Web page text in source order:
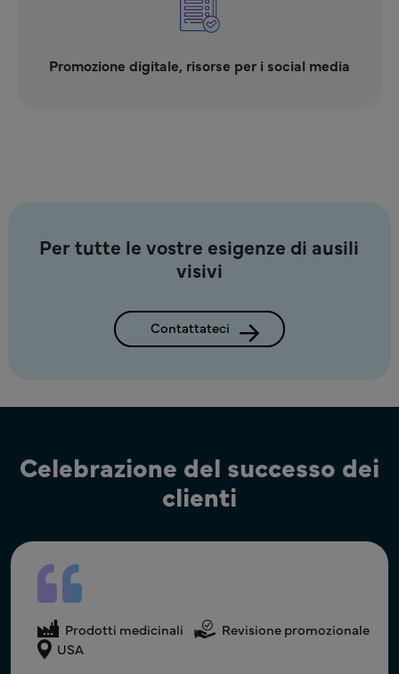
Promozione digitale, risorse per i social media
Per tutte le vostre esigenze di ausili
visivi
Contattateci
Celebrazione del successo dei
clienti
Prodotti medicinali
Supporto per Conferenze
Prodotti medicinali
Artwork creative
USA
Prodotti medicinali
Revisione promozionale
USA